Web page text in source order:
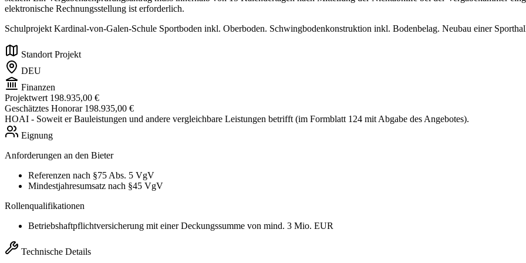
elektronische Rechnungsstellung ist erforderlich.
Schulprojekt Kardinal-von-Galen-Schule Sportboden inkl. Oberboden. Schwingbodenkonstruktion inkl. Bodenbelag. Neubau einer
Standort Projekt
DEU
Finanzen
Projektwert 198.935,00 €
Geschätztes Honorar 198.935,00 €
HOAI - Soweit er Bauleistungen und andere vergleichbare Leistungen betrifft (im Formblatt 124 mit Abgabe des Angebotes).
Eignung
Anforderungen an den Bieter
Referenzen nach §75 Abs. 5 VgV
Mindestjahresumsatz nach §45 VgV
Rollenqualifikationen
Betriebshaftpflichtversicherung mit einer Deckungssumme von mind. 3 Mio. EUR
Technische Details